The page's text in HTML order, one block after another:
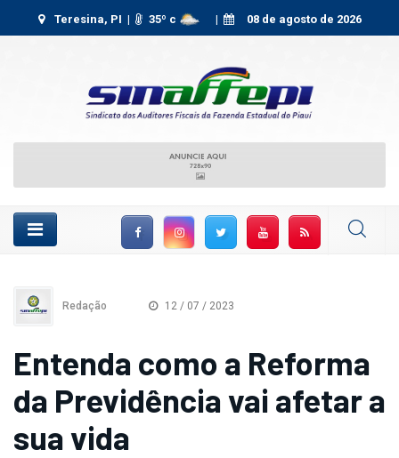
Teresina, PI | 35º c | 08 de agosto de 2026
Facebook
Instagram
TwitterYouTubeRSS Feed
Redação 12 / 07 / 2023
Entenda como a Reforma
da Previdência vai afetar a
sua vida